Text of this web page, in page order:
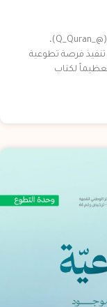
بالشراكة مع جمعية العناية بالمصحف بالقصيم (@_Q_Quran)،
تنفيذ فرصة تطوعية
لكتاب